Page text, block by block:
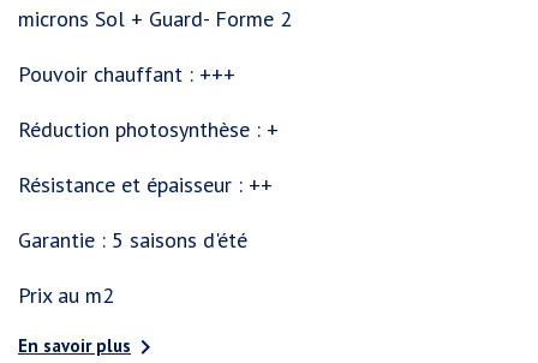
microns Sol + Guard- Forme 2
Pouvoir chauffant : +++
Réduction photosynthèse : +
Résistance et épaisseur : ++
Garantie : 5 saisons d'été
Prix au m2
En savoir plus 